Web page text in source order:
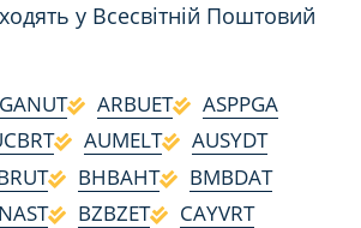
у Всесвітній Поштовий
ARBUET
ASPPGA
AUMELT
AUSYDT
BHBAHT
BMBDAT
BZBZET
CAYVRT